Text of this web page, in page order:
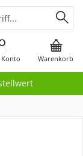
Warenkorb